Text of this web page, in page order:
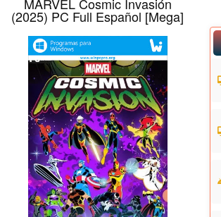
(2025) PC Full Español [Mega]